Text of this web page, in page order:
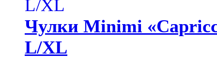
Чулки Minimi
L/XL